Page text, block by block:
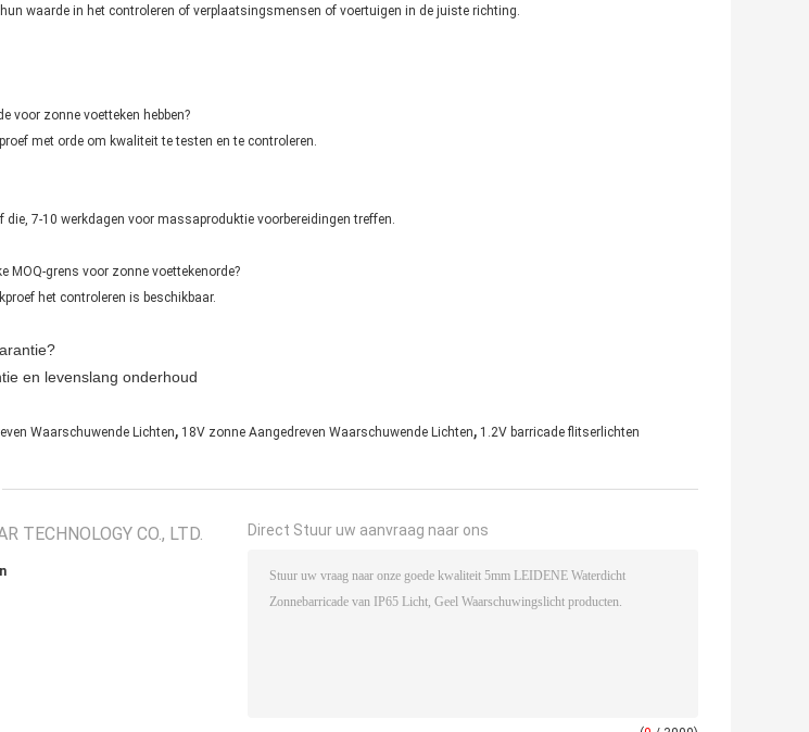
waarde in het controleren of verplaatsingsmensen of voertuigen in de juiste richting.
voor zonne voetteken hebben?
met orde om kwaliteit te testen en te controleren.
die, 7-10 werkdagen voor massaproduktie voorbereidingen treffen.
MOQ-grens voor zonne voettekenorde?
het controleren is beschikbaar.
en levenslang onderhoud
Waarschuwende Lichten, 18V zonne Aangedreven Waarschuwende Lichten, 1.2V barricade flitserlichten
TECHNOLOGY CO., LTD. Direct Stuur uw aanvraag naar ons